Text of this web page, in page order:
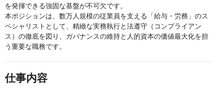
を発揮できる強固な基盤が不可欠です。
本ポジションは、数万人規模の従業員を支える「給与・労務」のス
ペシャリストとして、精緻な実務執行と法遵守（コンプライアン
ス）の徹底を図り、ガバナンスの維持と人的資本の価値最大化を担
う重要な職務です。
仕事内容